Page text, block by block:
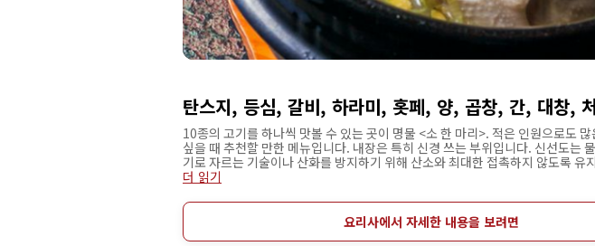
탄스지, 등심, 갈비, 하라미, 홋페, 양, 곱창, 간, 대창,
10종의 고기를 하나씩 맛볼 수 있는 곳이 명물 <소 한 마리>. 적은 인원으로도
싶을 때 추천할 만한 메뉴입니다. 내장은 특히 신경 쓰는 부위입니다. 신선도는
기로 자르는 기술이나 산화를 방지하기 위해 산소와 최대한 접촉하지 않도록 유
일하게 불에 굽는 법까지, 최고의 상태로 맛볼 수 있는 연구를 게을리 하지 않습니
국요리와 불고기를 함께 즐길 수 있기를 바랍니다’라고 말하는 주인. 고기를 맛
어머니의 김치와 나물이 <한등>만의 즐거움 중 하나입니다. 가게 내부는 카운터
이블석과 다양한 타입의 좌석을 준비. 호리고다쓰식 테이블은 식사를 하기 쉬워
더 읽기
요리사에서 자세한 내용을 보려면